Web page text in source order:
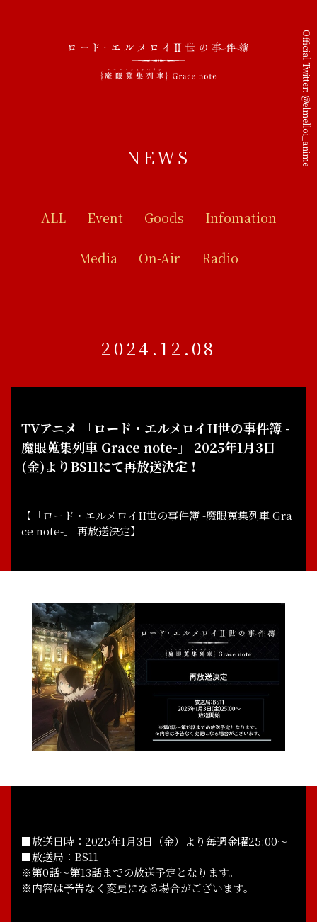
Official Twitter:
@elmelloi_anime
NEWS
ALL Event Goods Infomation
Media On-Air Radio
2024.12.08
TVアニメ 「ロード・エルメロイII世の事件簿 -
魔眼蒐集列車 Grace note-」 2025年1月3日
(金)よりBS11にて再放送決定！
【「ロード・エルメロイII世の事件簿 -魔眼蒐集列車 Gra
ce note-」 再放送決定】
■放送日時：2025年1月3日（金）より毎週金曜25:00～
■放送局：BS11
※第0話～第13話までの放送予定となります。
※内容は予告なく変更になる場合がございます。